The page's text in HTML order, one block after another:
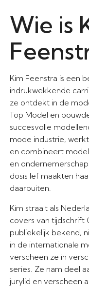
Wie is
Kim Feenstra is een
indrukwekkende
ze ontdekt in de
Top Model en
succesvolle
mode industrie,
en combineert
en
dosis lef maakten
daarbuiten.
Kim straalt als
covers van tijdschrift
publiekelijk bekend,
in de internationale
verscheen ze in
series. Ze nam deel
jurylid en verscheen